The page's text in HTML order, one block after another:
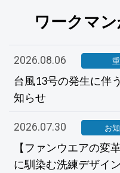
ワークマ
2026.08.06
台風13号の発生に伴
知らせ
2026.07.30 お
【ファンウエアの変
に馴染む洗練デザイ